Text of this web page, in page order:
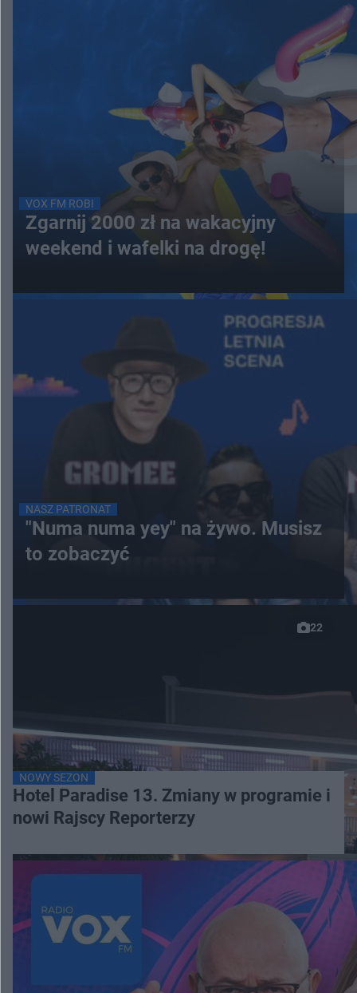
VOX FM ROBI
Zgarnij 2000 zł na wakacyjny
weekend i wafelki na drogę!
NASZ PATRONAT
"Numa numa yey" na żywo. Musisz
to zobaczyć
22
NOWY SEZON
Hotel Paradise 13. Zmiany w programie i
nowi Rajscy Reporterzy